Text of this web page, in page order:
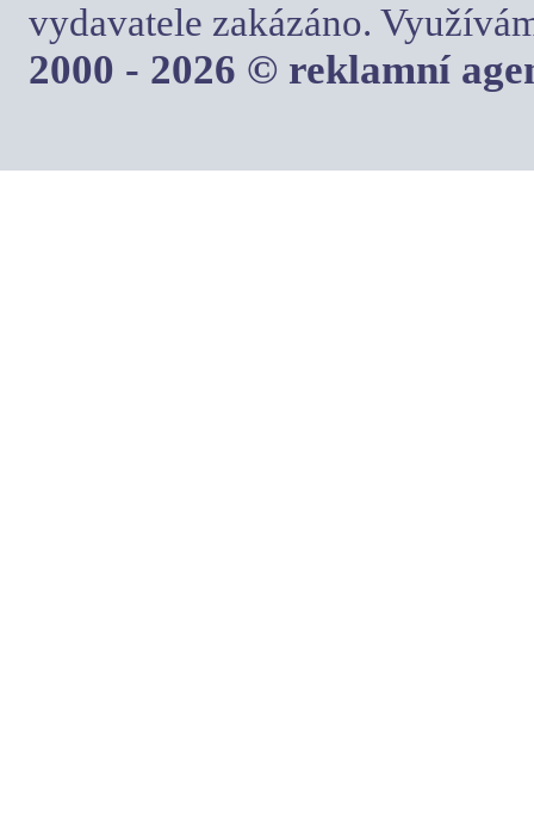
vydavatele zakázáno.
2000 - 2026 © reklamní